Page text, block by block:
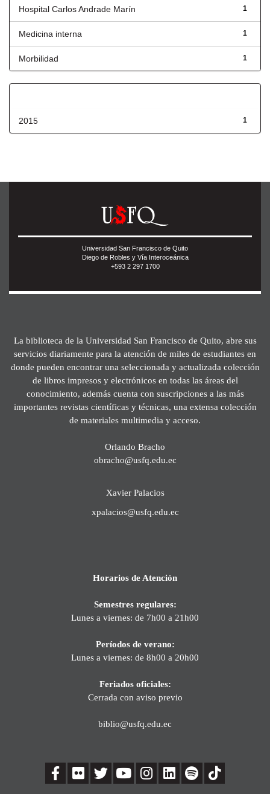
1
Hospital Carlos Andrade Marín
1
Medicina interna
1
Morbilidad
1
2015
Universidad San Francisco de Quito
Diego de Robles y Vía Interoceánica
+593 2 297 1700
La biblioteca de la Universidad San Francisco de Quito, abre sus
servicios diariamente para la atención de miles de estudiantes en
donde pueden encontrar una seleccionada y actualizada colección
de libros impresos y electrónicos en todas las áreas del
conocimiento, además cuenta con suscripciones a las más
importantes revistas científicas y técnicas, una extensa colección
de materiales multimedia y acceso.
Orlando Bracho
obracho@usfq.edu.ec
Xavier Palacios
xpalacios@usfq.edu.ec
Horarios de Atención
Semestres regulares:
Lunes a viernes: de 7h00 a 21h00
Períodos de verano:
Lunes a viernes: de 8h00 a 20h00
Feriados oficiales:
Cerrada con aviso previo
biblio@usfq.edu.ec